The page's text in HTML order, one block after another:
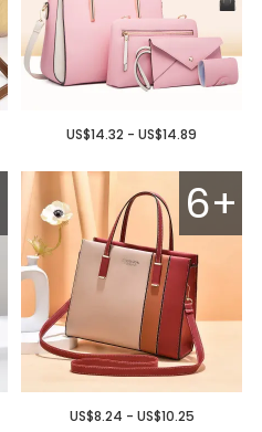
US$14.32 - US$14.89
6+
US$8.24 - US$10.25